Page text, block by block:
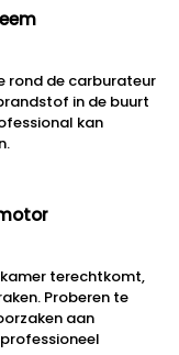
rond de carburateur
in de buurt
kan
terechtkomt,
Proberen te
aan